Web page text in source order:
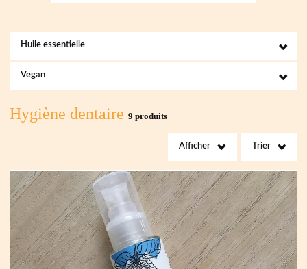
Huile essentielle
Vegan
Hygiène dentaire 9 produits
Afficher Trier